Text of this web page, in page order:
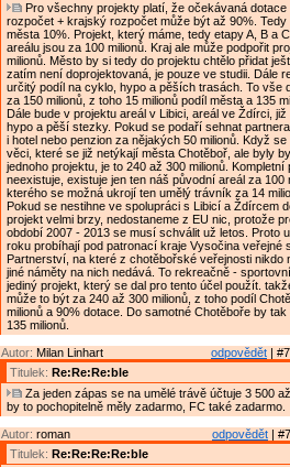
Pro všechny projekty platí, že očekávaná dotace
rozpočet + krajský rozpočet může být až 90%. Tedy
města 10%. Projekt, který máme, tedy etapy A, B a
areálu jsou za 100 milionů. Kraj ale může podpořit
milionů. Město by si tedy do projektu chtělo přidat
zatím není doprojektovaná, je pouze ve studii. Dále
určitý podíl na cyklo, hypo a pěších trasách. To vše
za 150 milionů, z toho 15 milionů podíl města a 135
Dále bude v projektu areál v Libici, areál ve Ždírci,
hypo a pěší stezky. Pokud se podaří sehnat
i hotel nebo penzion za nějakých 50 milionů. Když
věci, které se již netýkají města Chotěboř, ale byly
jednoho projektu, je to 240 až 300 milionů. Kompletní
neexistuje, existuje jen ten náš původní areál za 100
kterého se možná ukrojí ten umělý trávník za 14
Pokud se nestihne ve spolupráci s Libicí a Ždírcem
projekt velmi brzy, nedostaneme z EU nic, protože
období 2007 - 2013 se musí schválit už letos. Proto
roku probíhají pod patronací kraje Vysočina veřejné
Partnerství, na které z chotěbořské veřejnosti nikdo
jiné náměty na nich nedává. To rekreačně -
jediný projekt, který se dal pro tento účel použít.
může to být za 240 až 300 milionů, z toho podíl
milionů a 90% dotace. Do samotné Chotěboře by
135 milionů.
odpovědět |
Autor: Milan Linhart
Titulek: Re:Re:Re:ble
Za jeden zápas se na umělé trávě účtuje 3 500
by to pochopitelně měly zadarmo, FC také zadarmo.
odpovědět |
Autor: roman
Titulek: Re:Re:Re:Re:ble